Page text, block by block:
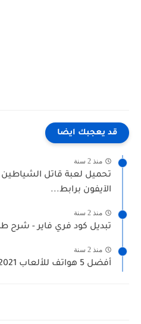
قد يعجبك ايضا
منذ 2 سنة
الآيفون برابط...
منذ 2 سنة
تبديل كود فري فاير - شرح
منذ 2 سنة
أفضل 5 هواتف للألعاب 2021 - روعة وسرعة في لعبة...